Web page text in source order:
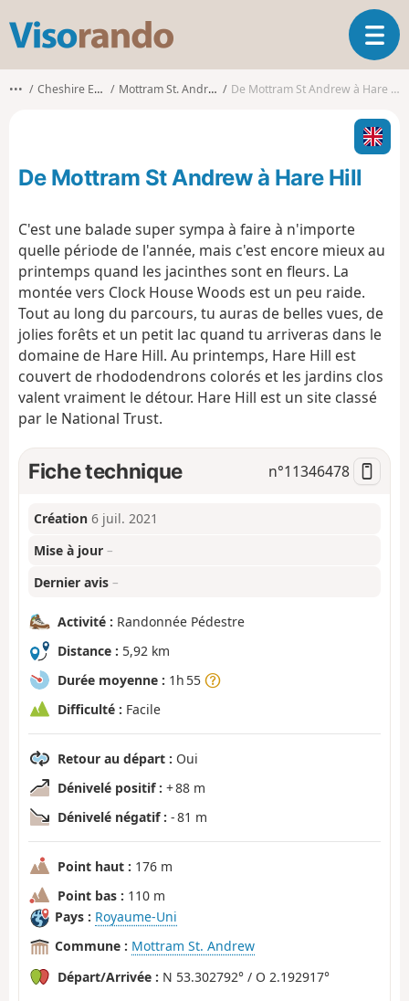
s
o
o
O
u
i
r
l
i
t
i
n
••• Cheshire East Mottram St. Andrew De Mottram St Andrew à Hare Hill
De Mottram St Andrew à Hare Hill
C'est une balade super sympa à faire à n'importe
quelle période de l'année, mais c'est encore mieux au
printemps quand les jacinthes sont en fleurs. La
montée vers Clock House Woods est un peu raide.
Tout au long du parcours, tu auras de belles vues, de
jolies forêts et un petit lac quand tu arriveras dans le
domaine de Hare Hill. Au printemps, Hare Hill est
couvert de rhododendrons colorés et les jardins clos
valent vraiment le détour. Hare Hill est un site classé
par le National Trust.
Fiche technique n°11346478
Création 6 juil. 2021
Mise à jour –
Dernier avis –
Activité : Randonnée Pédestre
Distance : 5,92 km
Durée moyenne : 1h 55
Difficulté : Facile
Retour au départ : Oui
Dénivelé positif : + 88 m
Dénivelé négatif : - 81 m
Point haut : 176 m
Point bas : 110 m
Pays : Royaume-Uni
Commune : Mottram St. Andrew
Départ/Arrivée : N 53.302792° / O 2.192917°